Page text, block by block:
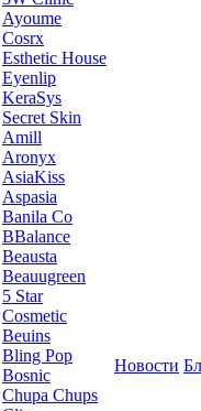
Ayoume
Cosrx
Esthetic House
Eyenlip
KeraSys
Secret Skin
Amill
Aronyx
AsiaKiss
Aspasia
Banila Co
BBalance
Beausta
Beauugreen
5 Star
Cosmetic
Beuins
Bling Pop
Bosnic
Chupa Chups
Новости